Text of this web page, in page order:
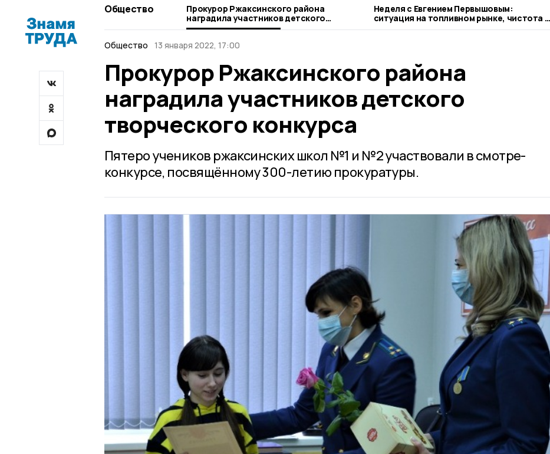
Общество
Прокурор Ржаксинского района
наградила участников детского
творческого конкурса
Неделя с Евгением Первышовым:
ситуация на топливном рынке, чистота в
городе и приоритеты образования
Общество
13 января 2022, 17:00
Прокурор Ржаксинского района
наградила участников детского
творческого конкурса
Пятеро учеников ржаксинских школ №1 и №2 участвовали в смотре-
конкурсе, посвящённому 300-летию прокуратуры.